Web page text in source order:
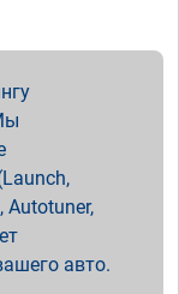
Autotuner,
авто.